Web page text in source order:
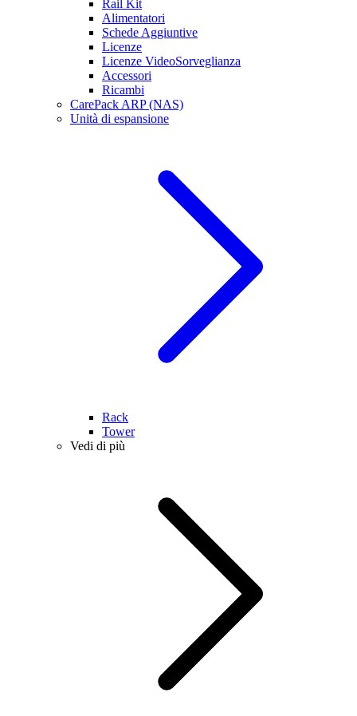
Rail Kit
Alimentatori
Schede Aggiuntive
Licenze
Licenze VideoSorveglianza
Accessori
Ricambi
CarePack ARP (NAS)
Unità di espansione
Rack
Tower
Vedi di più